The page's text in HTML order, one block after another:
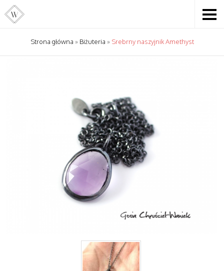
Strona główna » Biżuteria » Srebrny naszyjnik Amethyst